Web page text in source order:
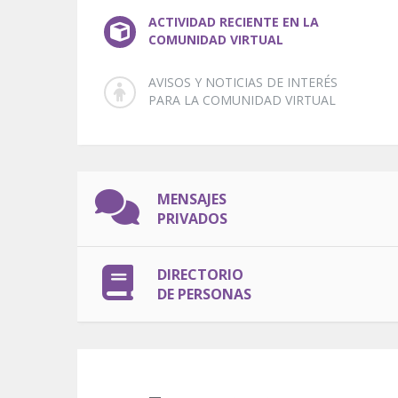
ACTIVIDAD RECIENTE EN LA
COMUNIDAD VIRTUAL
AVISOS Y NOTICIAS DE INTERÉS
PARA LA COMUNIDAD VIRTUAL
MENSAJES
PRIVADOS
DIRECTORIO
DE PERSONAS